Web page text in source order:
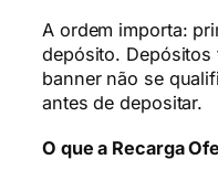
A ordem importa:
depósito. Depósitos
banner não se
antes de depositar.
O que a Recarga